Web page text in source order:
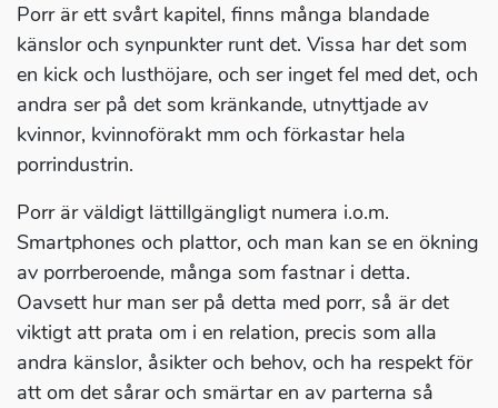
Porr är ett svårt kapitel, finns många blandade
känslor och synpunkter runt det. Vissa har det som
en kick och lusthöjare, och ser inget fel med det, och
andra ser på det som kränkande, utnyttjade av
kvinnor, kvinnoförakt mm och förkastar hela
porrindustrin.
Porr är väldigt lättillgängligt numera i.o.m.
Smartphones och plattor, och man kan se en ökning
av porrberoende, många som fastnar i detta.
Oavsett hur man ser på detta med porr, så är det
viktigt att prata om i en relation, precis som alla
andra känslor, åsikter och behov, och ha respekt för
att om det sårar och smärtar en av parterna så